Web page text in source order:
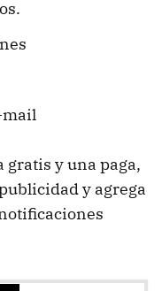
mail
gratis y una paga,
y agrega